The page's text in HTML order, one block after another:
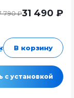
790 ₽31 490 ₽
В корзину
с установкой